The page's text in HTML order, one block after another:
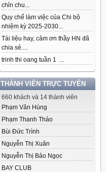
chỉn chu...
Quy chế làm việc của Chi bộ
nhiệm kỳ 2025-2030...
Tài liệu hay, cảm ơn thầy HN đã
chia sẻ....
trinh thi oang tuần 1 ...
THÀNH VIÊN TRỰC TUYẾN
660 khách và 14 thành viên
Phạm Văn Hùng
Phạm Thanh Thảo
Bùi Đức Trình
Nguyễn Thị Xuân
Nguyễn Thị Bảo Ngọc
BAY CLUB